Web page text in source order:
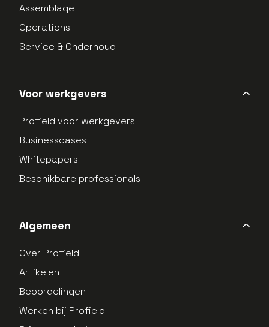
Assemblage
Operations
Service & Onderhoud
Voor werkgevers
Profield voor werkgevers
Businesscases
Whitepapers
Beschikbare professionals
Algemeen
Over Profield
Artikelen
Beoordelingen
Werken bij Profield